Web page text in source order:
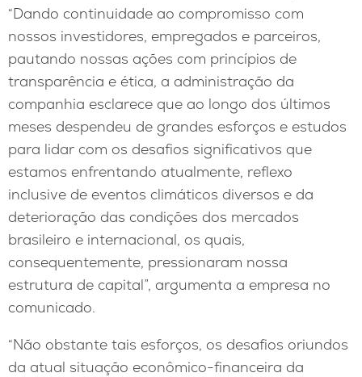
“Dando continuidade ao compromisso com
nossos investidores, empregados e parceiros,
pautando nossas ações com princípios de
transparência e ética, a administração da
companhia esclarece que ao longo dos últimos
meses despendeu de grandes esforços e estudos
para lidar com os desafios significativos que
estamos enfrentando atualmente, reflexo
inclusive de eventos climáticos diversos e da
deterioração das condições dos mercados
brasileiro e internacional, os quais,
consequentemente, pressionaram nossa
estrutura de capital”, argumenta a empresa no
comunicado.
“Não obstante tais esforços, os desafios oriundos
da atual situação econômico-financeira da